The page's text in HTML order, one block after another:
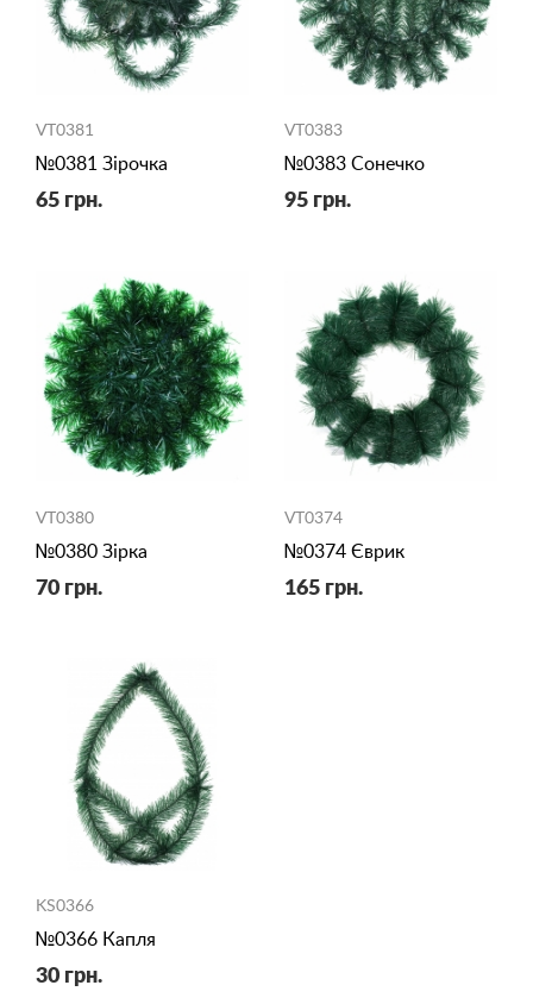
VT0381
№0381 Зірочка
65 грн.
VT0383
№0383 Сонечко
95 грн.
VT0380
№0380 Зірка
70 грн.
VT0374
№0374 Єврик
165 грн.
KS0366
№0366 Капля
30 грн.